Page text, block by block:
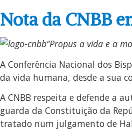
Nota da CNBB
“Propus a vida e a
A Conferência Nacional dos
da vida humana, desde a sua
A CNBB respeita e defende a
guarda da Constituição da
tratado num julgamento de